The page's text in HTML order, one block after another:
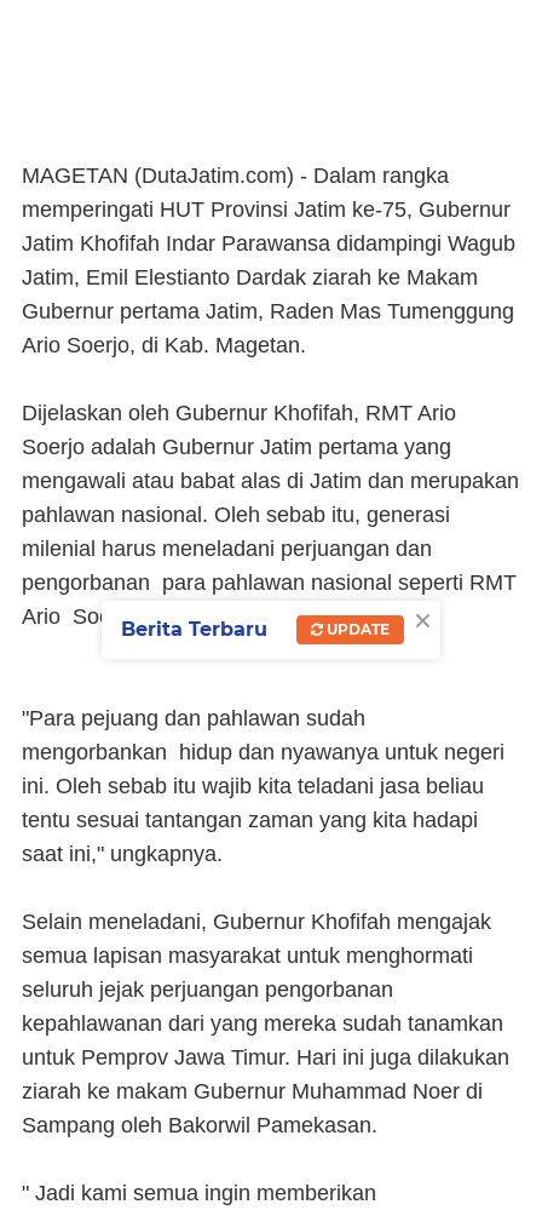
MAGETAN (DutaJatim.com) - Dalam rangka
memperingati HUT Provinsi Jatim ke-75, Gubernur
Jatim Khofifah Indar Parawansa didampingi Wagub
Jatim, Emil Elestianto Dardak ziarah ke Makam
Gubernur pertama Jatim, Raden Mas Tumenggung
Ario Soerjo, di Kab. Magetan.
Dijelaskan oleh Gubernur Khofifah, RMT Ario
Soerjo adalah Gubernur Jatim pertama yang
mengawali atau babat alas di Jatim dan merupakan
pahlawan nasional. Oleh sebab itu, generasi
milenial harus meneladani perjuangan dan
pengorbanan para pahlawan nasional seperti RMT
Ario Soerjo .
"Para pejuang dan pahlawan sudah
mengorbankan hidup dan nyawanya untuk negeri
ini. Oleh sebab itu wajib kita teladani jasa beliau
tentu sesuai tantangan zaman yang kita hadapi
saat ini," ungkapnya.
Selain meneladani, Gubernur Khofifah mengajak
semua lapisan masyarakat untuk menghormati
seluruh jejak perjuangan pengorbanan
kepahlawanan dari yang mereka sudah tanamkan
untuk Pemprov Jawa Timur. Hari ini juga dilakukan
ziarah ke makam Gubernur Muhammad Noer di
Sampang oleh Bakorwil Pamekasan.
" Jadi kami semua ingin memberikan
×
Berita Terbaru UPDATE